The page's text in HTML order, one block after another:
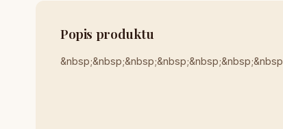
Popis produktu